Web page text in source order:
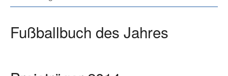
Fußballbuch des Jahres